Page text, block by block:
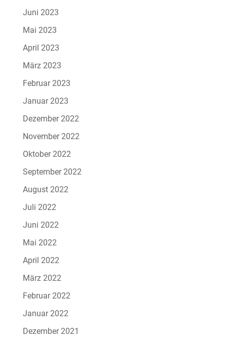
Juni 2023
Mai 2023
April 2023
März 2023
Februar 2023
Januar 2023
Dezember 2022
November 2022
Oktober 2022
September 2022
August 2022
Juli 2022
Juni 2022
Mai 2022
April 2022
März 2022
Februar 2022
Januar 2022
Dezember 2021